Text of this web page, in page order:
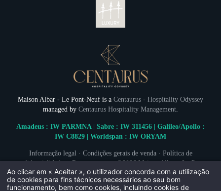
Maison Albar - Le Pont-Neuf is a Centaurus - Hospitality Odyssey
managed by Centaurus Hospitality Management
Amadeus : IW PARMNA | Sabre : IW 311456 | Galileo/Apollo :
IW C8829 | Worldspan : IW ORYAM
Informação legal · Condições gerais de venda· Política de
confidencialidade·Recrutamento· ©2026Maison Albar - Le Pont-
Neuf· Autoria das fotografias: Photos Kpictures © Stefan Kraus ·
Cookies ·Hapipowered byMMCréation
Ao clicar em « Aceitar », o utilizador concorda com a utilização
de cookies para fins técnicos necessários ao seu bom
funcionamento, bem como cookies, incluindo cookies de